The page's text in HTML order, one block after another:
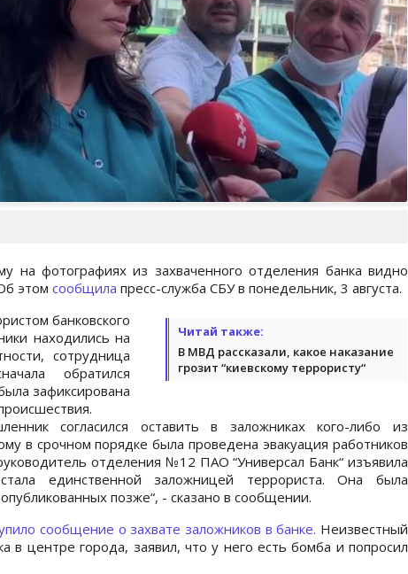
на фотографиях из захваченного отделения банка видно
этом сообщила пресс-служба СБУ в понедельник, 3 августа.
Читай также:
В МВД рассказали, какое наказание
грозит “киевскому террористу“
банковского
находились на
сотрудница
обратился
зафиксирована
согласился оставить в заложниках кого-либо из
в срочном порядке была проведена эвакуация работников
отделения №12 ПАО “Универсал Банк“ изъявила
единственной заложницей террориста. Она была
позже“, - сказано в сообщении.
сообщение о захвате заложников в банке. Неизвестный
в центре города, заявил, что у него есть бомба и попросил